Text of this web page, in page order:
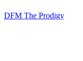
DFM The Prodigy